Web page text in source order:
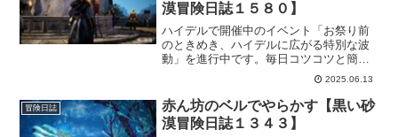
漠冒険日誌１５８０】
ハイデルで開催中のイベント「お祭り前
のときめき、ハイデルに広がる特別な波
動」を進行中です。毎日コツコツと簡単
な依頼を完了させるだけで、家具として
飾れる記念パネルに最後の依頼の後には
「Jの愚直なハンマー」がもらえるのでこ
なしておかないとです！
2025.06.13
冒険日誌
赤ん坊のベルでやらかす【黒い砂
漠冒険日誌１３４３】